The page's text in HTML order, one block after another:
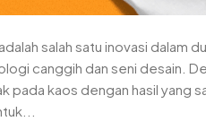
salah satu inovasi dalam
canggih dan seni desain.
pada kaos dengan hasil yang